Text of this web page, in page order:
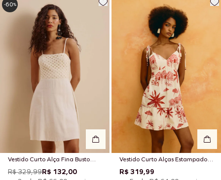
Vestido Curto Alça Fina Busto
Malha Rendada
R$ 329,99R$ 132,00
-60%
Vestido Curto Alças Estampado
Playa Blanca
R$ 319,99